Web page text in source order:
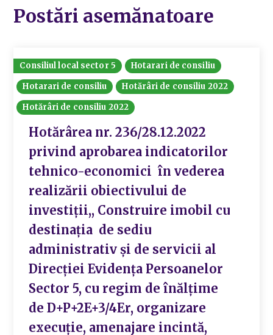
Postări asemănatoare
Consiliul local sector 5
Hotarari de consiliu
Hotarari de consiliu
Hotărâri de consiliu 2022
Hotărâri de consiliu 2022
Hotărârea nr. 236/28.12.2022
privind aprobarea indicatorilor
tehnico-economici în vederea
realizării obiectivului de
investiții,, Construire imobil cu
destinația de sediu
administrativ și de servicii al
Direcției Evidența Persoanelor
Sector 5, cu regim de înălțime
de D+P+2E+3/4Er, organizare
execuție, amenajare incintă,